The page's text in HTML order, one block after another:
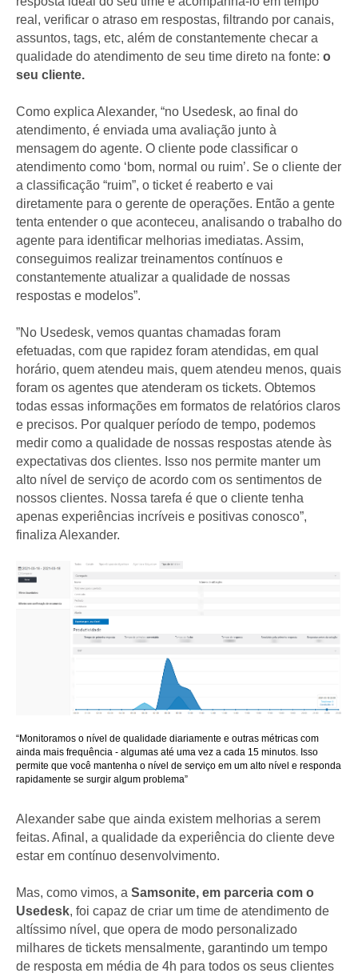
real, verificar o atraso em respostas, filtrando por canais,
assuntos, tags, etc, além de constantemente checar a
qualidade do atendimento de seu time direto na fonte: o
seu cliente.
Como explica Alexander, “no Usedesk, ao final do
atendimento, é enviada uma avaliação junto à
mensagem do agente. O cliente pode classificar o
atendimento como ‘bom, normal ou ruim’. Se o cliente der
a classificação “ruim”, o ticket é reaberto e vai
diretamente para o gerente de operações. Então a gente
tenta entender o que aconteceu, analisando o trabalho do
agente para identificar melhorias imediatas. Assim,
conseguimos realizar treinamentos contínuos e
constantemente atualizar a qualidade de nossas
respostas e modelos”.
”No Usedesk, vemos quantas chamadas foram
efetuadas, com que rapidez foram atendidas, em qual
horário, quem atendeu mais, quem atendeu menos, quais
foram os agentes que atenderam os tickets. Obtemos
todas essas informações em formatos de relatórios claros
e precisos. Por qualquer período de tempo, podemos
medir como a qualidade de nossas respostas atende às
expectativas dos clientes. Isso nos permite manter um
alto nível de serviço de acordo com os sentimentos de
nossos clientes. Nossa tarefa é que o cliente tenha
apenas experiências incríveis e positivas conosco”,
finaliza Alexander.
“Monitoramos o nível de qualidade diariamente e outras métricas com
ainda mais frequência - algumas até uma vez a cada 15 minutos. Isso
permite que você mantenha o nível de serviço em um alto nível e responda
rapidamente se surgir algum problema”
Alexander sabe que ainda existem melhorias a serem
feitas. Afinal, a qualidade da experiência do cliente deve
estar em contínuo desenvolvimento.
Mas, como vimos, a Samsonite, em parceria com o
Usedesk, foi capaz de criar um time de atendimento de
altíssimo nível, que opera de modo personalizado
milhares de tickets mensalmente, garantindo um tempo
de resposta em média de 4h para todos os seus clientes